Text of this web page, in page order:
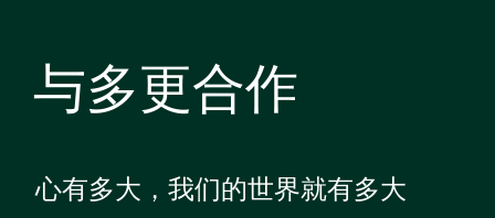
与多更合作
心有多大，我们的世界就有多大